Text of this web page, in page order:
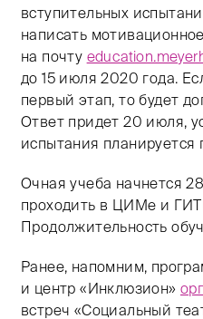
вступительных
написать
на почту
до 15 июля 2020 года.
первый этап, то будет
Ответ придет 20 июля,
испытания планируется
Очная учеба начнется
проходить в ЦИМе и
Продолжительность
Ранее, напомним,
и центр «Инклюзион»
встреч «Социальный